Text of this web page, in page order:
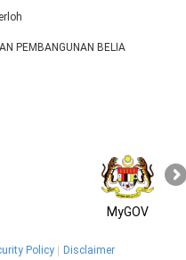
PEMBANGUNAN BELIA
MyGOV
Policy Disclaimer